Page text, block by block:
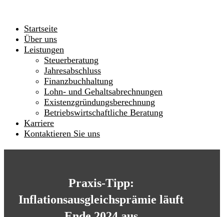
Startseite
Über uns
Leistungen
Steuerberatung
Jahresabschluss
Finanzbuchhaltung
Lohn- und Gehaltsabrechnungen
Existenzgründungsberechnung
Betriebswirtschaftliche Beratung
Karriere
Kontaktieren Sie uns
Praxis-Tipp:
Inflationsausgleichsprämie läuft